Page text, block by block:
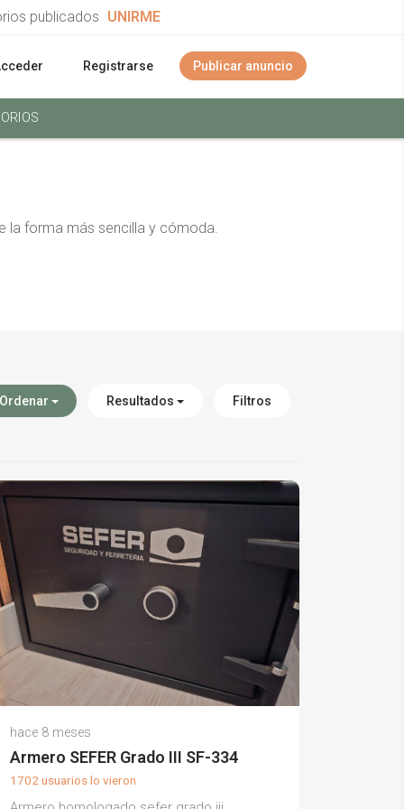
publicados UNIRME
Registrarse Publicar anuncio
la forma más sencilla y cómoda.
Ordenar Resultados Filtros
(0)
hace 8 meses
Armero SEFER Grado III SF-334
1702 usuarios lo vieron